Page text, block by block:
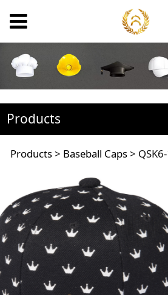
Products
QSK6-1380
Products> Baseball Caps>